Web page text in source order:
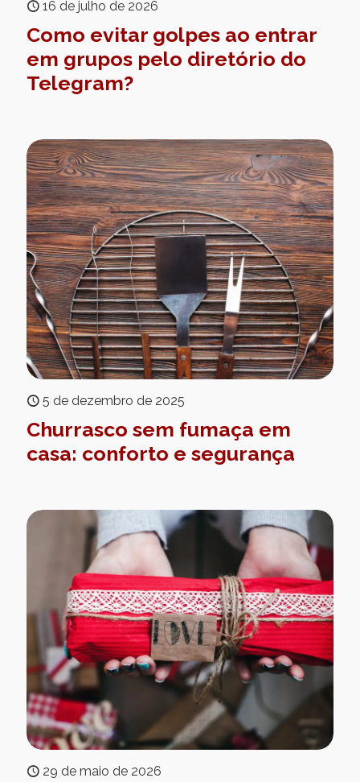
16 de julho de 2026
Como evitar golpes ao entrar
em grupos pelo diretório do
Telegram?
5 de dezembro de 2025
Churrasco sem fumaça em
casa: conforto e segurança
29 de maio de 2026